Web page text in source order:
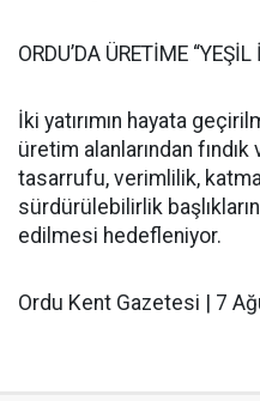
ORDU’DA ÜRETİME “YEŞİL
İki yatırımın hayata
üretim alanlarından
tasarrufu, verimlilik,
sürdürülebilirlik
edilmesi hedefleniyor.
Ordu Kent Gazetesi | 7